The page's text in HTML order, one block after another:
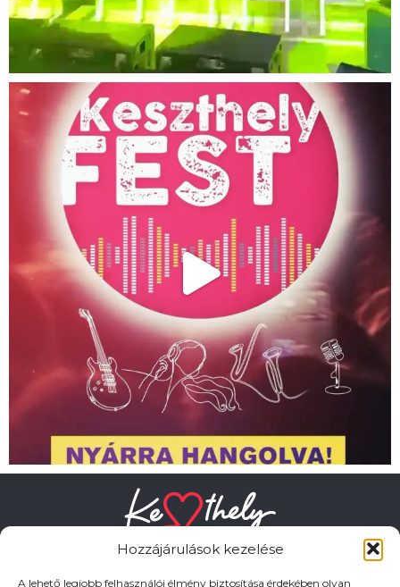
Hozzájárulások kezelése
A lehető legjobb felhasználói élmény biztosítása érdekében olyan